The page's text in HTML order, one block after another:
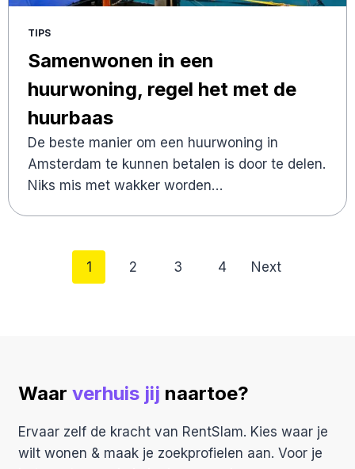
TIPS
Samenwonen in een
huurwoning, regel het met de
huurbaas
De beste manier om een huurwoning in
Amsterdam te kunnen betalen is door te delen.
Niks mis met wakker worden…
Posts
1 2 3 4 Next
Waar verhuis jij naartoe?
Ervaar zelf de kracht van RentSlam. Kies waar je
wilt wonen & maak je zoekprofielen aan. Voor je